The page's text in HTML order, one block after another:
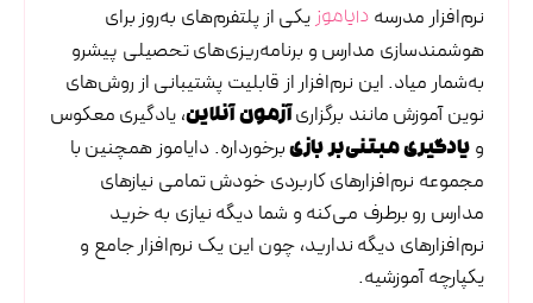
نرم‌افزار مدرسه دایاموزیکی از پلتفرم‌های به‌روز برای
هوشمندسازی مدارس و برنامه‌ریزی‌های تحصیلی پیشرو
به‌شمار میاد. این نرم‌افزار از قابلیت پشتیبانی از روش‌های
نوین آموزش مانند برگزاریآزمون آنلاین، یادگیری معکوس
و یادگیری مبتنی‌بر بازیبرخورداره. دایاموز همچنین با
مجموعه‌ نرم‌افزارهای کاربردی خودش تمامی نیازهای
مدارس رو برطرف می‌کنه و شما دیگه نیازی به خرید
نرم‌افزارهای دیگه ندارید، چون این یک نرم‌افزار جامع و
یکپارچه آموزشیه.